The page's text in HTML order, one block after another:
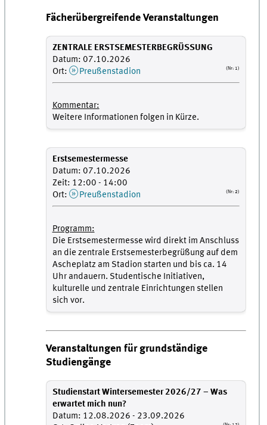
Fächerübergreifende Veranstaltungen
ZENTRALE ERSTSEMESTERBEGRÜSSUNG
Datum: 07.10.2026
Ort:
Preußenstadion (Nr: 1)
Kommentar:
Weitere Informationen folgen in Kürze.
Erstsemestermesse
Datum: 07.10.2026
Zeit: 12:00 - 14:00
Ort:
Preußenstadion (Nr: 2)
Programm:
Die Erstsemestermesse wird direkt im Anschluss
an die zentrale Erstsemesterbegrüßung auf dem
Ascheplatz am Stadion starten und bis ca. 14
Uhr andauern. Studentische Initiativen,
kulturelle und zentrale Einrichtungen stellen
sich vor.
Veranstaltungen für grundständige
Studiengänge
Studienstart Wintersemester 2026/27 – Was
erwartet mich nun?
Datum: 12.08.2026 - 23.09.2026